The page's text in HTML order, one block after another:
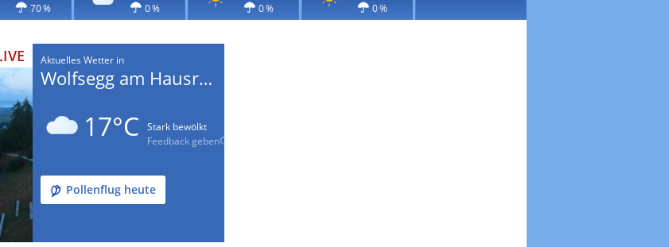
70 % 0 % 0 % 0 %
Aktuelles Wetter in
Wolfsegg am Hausruck
17°C
Stark bewölkt
Feedback geben
Pollenflug heute